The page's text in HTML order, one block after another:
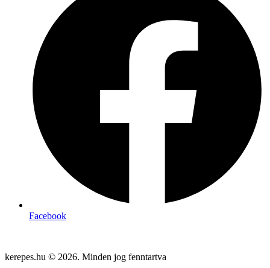
Facebook
kerepes.hu © 2026. Minden jog fenntartva